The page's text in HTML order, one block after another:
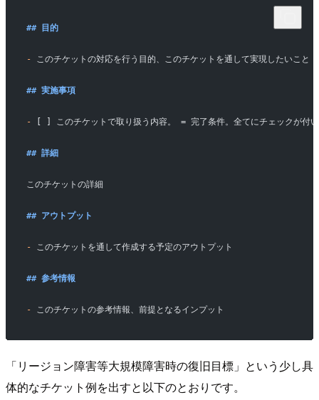
## 目的
- このチケットの対応を行う目的、このチケットを通して実現したいこと
## 実施事項
- [ ] このチケットで取り扱う内容。 = 完了条件。全てにチェックが付い
## 詳細
このチケットの詳細
## アウトプット
- このチケットを通して作成する予定のアウトプット
## 参考情報
- このチケットの参考情報、前提となるインプット
「リージョン障害等大規模障害時の復旧目標」という少し具
体的なチケット例を出すと以下のとおりです。